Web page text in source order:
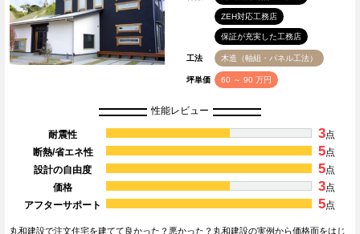
ZEH対応工務店
保証が充実した工務店
工法 木造（軸組・パネル工法）
坪単価 60 ～ 90 万円
性能レビュー
耐震性 3点
断熱/省エネ性
5点
設計の自由度
5点
価格
3点
アフターサポート
5点
丸和建設で注文住宅を建てて良かった？悪かった？丸和建設の実例から価格面をはじ